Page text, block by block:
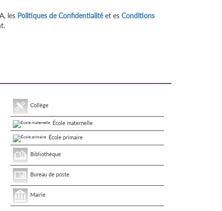
les Politiques de Confidentialitéet es Conditions
Collège
École maternelle
École primaire
Bibliothèque
Bureau de poste
Mairie